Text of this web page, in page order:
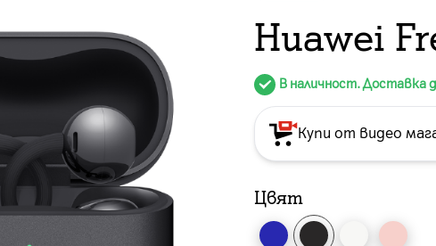
Huawei
В наличност. Доставка
Купи от видео
Цвят